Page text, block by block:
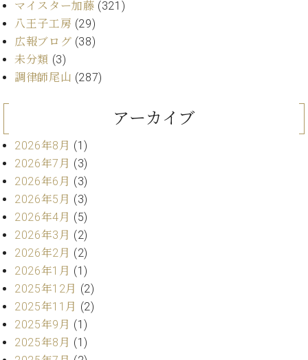
イ
ト
ピ
ア
ベ
ヒ
シ
ュ
タ
イ
ン
ア
カ
デ
ミ
ー
W.
室
ピ
ノ
の
コ
ル
ュ
ア
ク
セ
ス
セン
トラ
ム東
京の
ご案
内
(PDF)
マイスター加藤 (321)
八王子工房 (29)
広報ブログ (38)
未分類 (3)
調律師尾山 (287)
アーカイブ
2026年8月 (1)
2026年7月 (3)
2026年6月 (3)
2026年5月 (3)
2026年4月 (5)
2026年3月 (2)
2026年2月 (2)
2026年1月 (1)
2025年12月 (2)
2025年11月 (2)
2025年9月 (1)
2025年8月 (1)